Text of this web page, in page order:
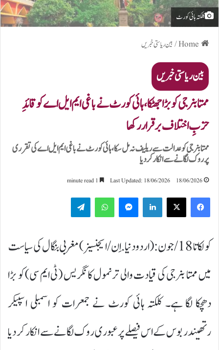
کلکتہ ہائی کورٹ
/بین ریاستی خبریں
بین ریاستی خبریں
ممتا بنرجی کو بڑا جھٹکا، ہائی کورٹ نے باغی ایم ایل اے کو قائدِ
حزبِ اختلاف برقرار رکھا
ممتا بنرجی کو عدالت سے ریلیف نہ مل سکا، ہائی کورٹ نے باغی ایم ایل اے کی تقرری
پر روک لگانے سے انکار کر دیا
18/06/2026
Last Updated: 18/06/2026
LinkedIn
WhatsApp
کولکاتا 18/جون:(اردودنیا.اِن/ایجنسیز) مغربی بنگال کی سیاست
میں ممتا بنرجی کی قیادت والی ترنمول کانگریس (ٹی ایم سی) کو بڑا
دھچکا لگا ہے۔ کلکتہ ہائی کورٹ نے جمعرات کو اسمبلی اسپیکر
رتھیندر بوس کے اس فیصلے پر عبوری روک لگانے سے انکار کر دیا